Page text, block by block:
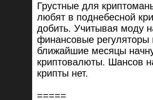
Грустные для
любят в поднебесной
добить. Учитывая моду
финансовые регуляторы
ближайшие месяцы
криптовалюты. Шансов
крипты нет.
=====